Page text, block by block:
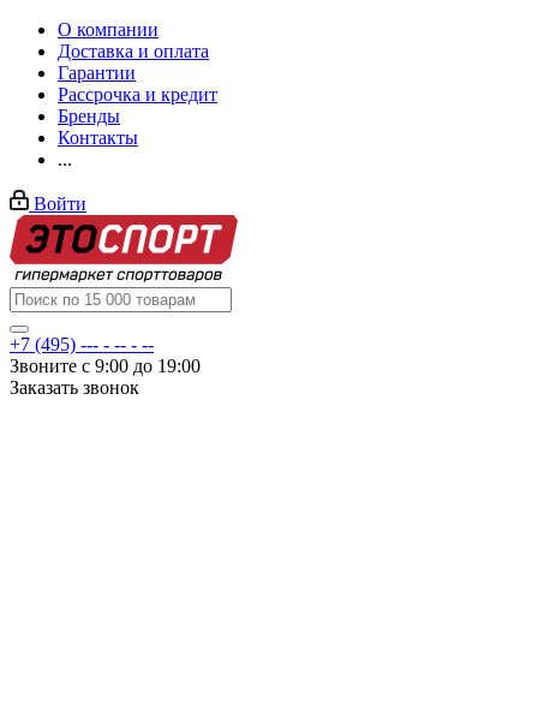
О компании
Доставка и оплата
Гарантии
Рассрочка и кредит
Бренды
Контакты
...
Войти
+7 (495) --- - -- - --
Звоните с 9:00 до 19:00
Заказать звонок